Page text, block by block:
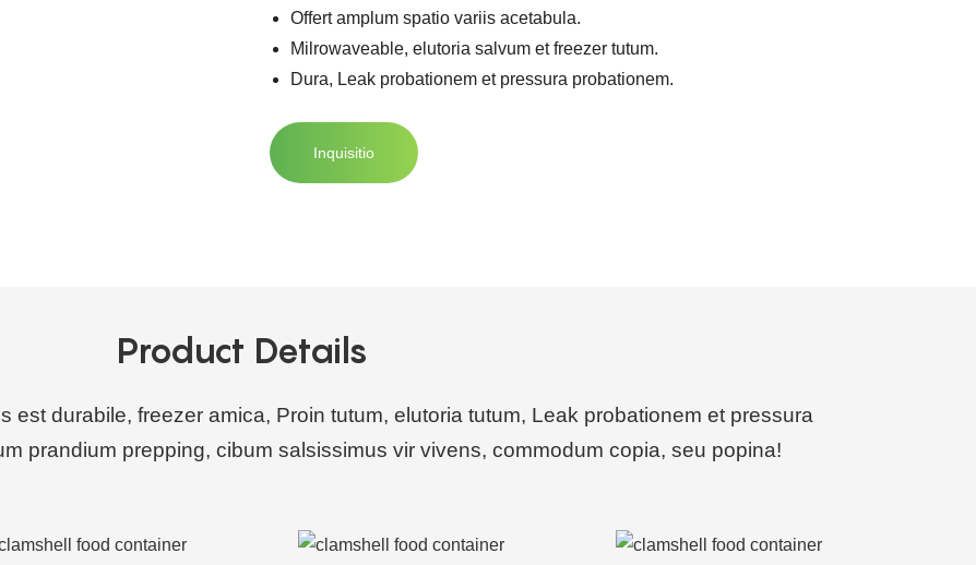
Offert amplum spatio variis acetabula.
Milrowaveable, elutoria salvum et freezer tutum.
Dura, Leak probationem et pressura probationem.
Inquisitio
Product Details
est durabile, freezer amica, Proin tutum, elutoria tutum, Leak probationem et pressura
prandium prepping, cibum salsissimus vir vivens, commodum copia, seu popina!